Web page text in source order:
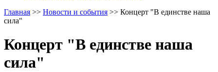
Главная >> Новости и события >> Концерт "В единстве наша
сила"
Концерт "В единстве наша
сила"